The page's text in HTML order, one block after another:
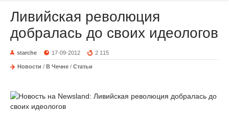
Ливийская революция
добралась до своих идеологов
starche 17-09-2012 2 115
Новости / В Чечне / Статьи